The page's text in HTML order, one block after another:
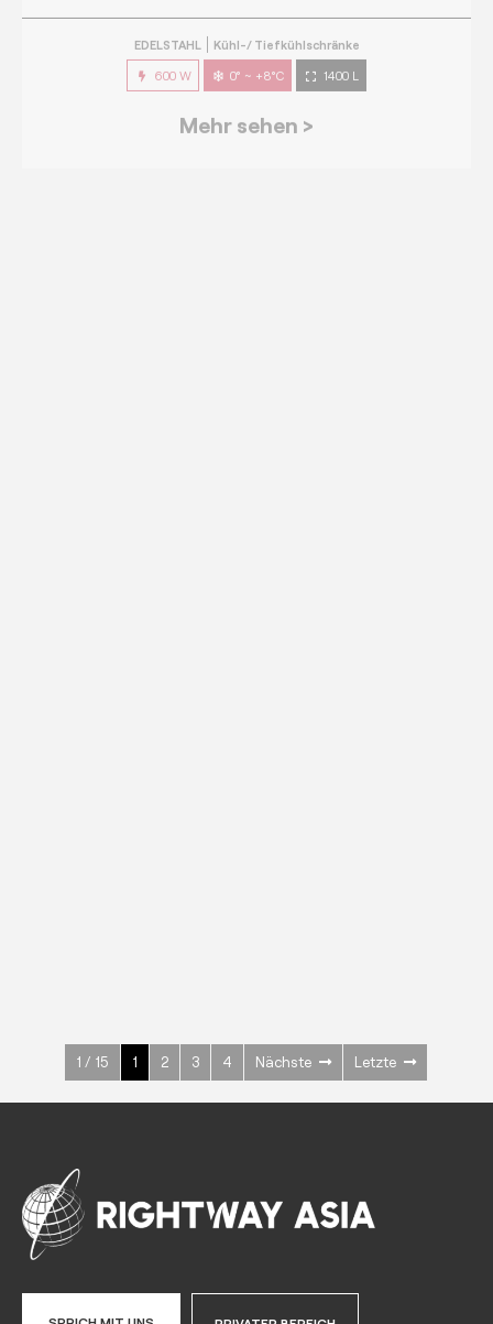
1 / 15 1 2 3 4 Nächste Letzte